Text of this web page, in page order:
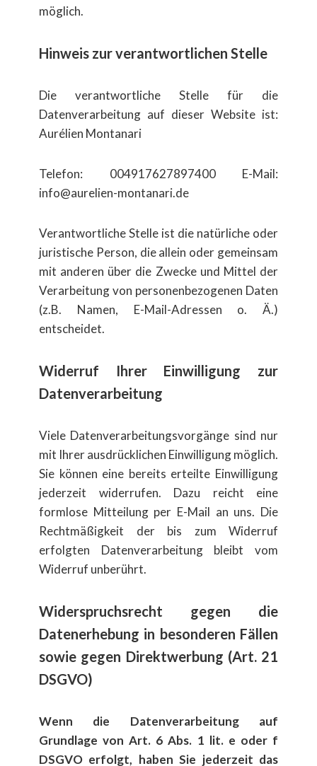
m​öglich.
Hinweis zur verantwortlichen Stelle
Die verantwortliche Stelle f​ür die
Datenverarbeitung auf dieser Website ist:
Aur​élien Montanari
Telefon: 004917627897400 E-Mail:
info@aurelien-montanari.de
Verantwortliche Stelle ist die nat​ürliche oder
juristische Person, die allein oder gemeinsam
mit anderen ​über die Zwecke und Mittel der
Verarbeitung von personenbezogenen Daten
(z.B. Namen, E-Mail-Adressen o. Ä.)
entscheidet.
Widerruf Ihrer Einwilligung zur
Datenverarbeitung
Viele Datenverarbeitungsvorg​änge sind nur
mit Ihrer ausdr​ücklichen Einwilligung m​öglich.
Sie k​önnen eine bereits erteilte Einwilligung
jederzeit widerrufen. Dazu reicht eine
formlose Mitteilung per E-Mail an uns. Die
Rechtm​äßigkeit der bis zum Widerruf
erfolgten Datenverarbeitung bleibt vom
Widerruf unber​ührt.
Widerspruchsrecht gegen die
Datenerhebung in besonderen F​ällen
sowie gegen Direktwerbung (Art. 21
DSGVO)
Wenn die Datenverarbeitung auf
Grundlage von Art. 6 Abs. 1 lit. e oder f
DSGVO erfolgt, haben Sie jederzeit das